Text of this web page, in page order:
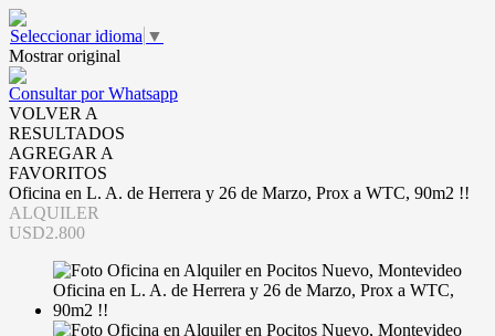
Seleccionar idioma ▼
Mostrar original
Consultar por Whatsapp
VOLVER A
RESULTADOS
AGREGAR A
FAVORITOS
Oficina en L. A. de Herrera y 26 de Marzo, Prox a WTC, 90m2 !!
ALQUILER
USD2.800